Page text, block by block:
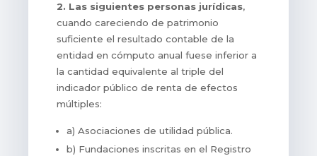
2. Las siguientes personas jurídicas,
cuando careciendo de patrimonio
suficiente el resultado contable de la
entidad en cómputo anual fuese inferior a
la cantidad equivalente al triple del
indicador público de renta de efectos
múltiples:
a) Asociaciones de utilidad pública.
b) Fundaciones inscritas en el Registro